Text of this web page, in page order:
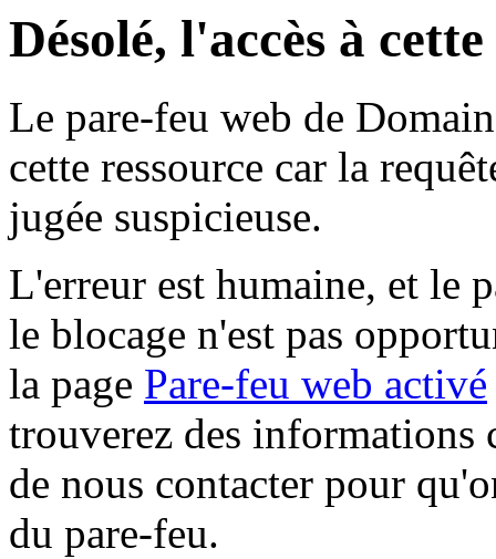
Désolé, l'accès à
Le pare-feu web de
cette ressource car la
jugée suspicieuse.
L'erreur est humaine, et le
le blocage n'est pas
la page Pare-feu web activé
trouverez des informations
de nous contacter pour
du pare-feu.